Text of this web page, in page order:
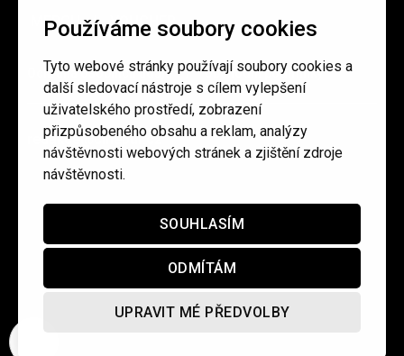
Používáme soubory cookies
Tyto webové stránky používají soubory cookies a
další sledovací nástroje s cílem vylepšení
uživatelského prostředí, zobrazení
přizpůsobeného obsahu a reklam, analýzy
návštěvnosti webových stránek a zjištění zdroje
návštěvnosti.
SOUHLASÍM
ODMÍTÁM
UPRAVIT MÉ PŘEDVOLBY
MERCH VOUCHER
Ochrana osobních údajů / Obchodní podmínky
redakce@cinepur.cz